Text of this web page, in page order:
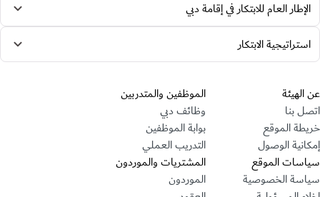
الإطار العام للابتكار في إقامة دبي
استراتيجية الابتكار
قسم التذييل
عن الهيئة
اتصل بنا
خريطة الموقع
إمكانية الوصول
الموظفين والمتدربين
وظائف دبي
بوابة الموظفين
التدريب العملي
سياسات الموقع
سياسة الخصوصية
المشتريات والموردون
الموردون